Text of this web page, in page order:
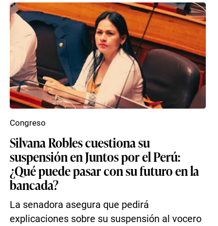
Silvana Robles cuestiona su
suspensión en Juntos por el Perú:
¿Qué puede pasar con su futuro en la
bancada?
La senadora asegura que pedirá
explicaciones sobre su suspensión al vocero
Congreso